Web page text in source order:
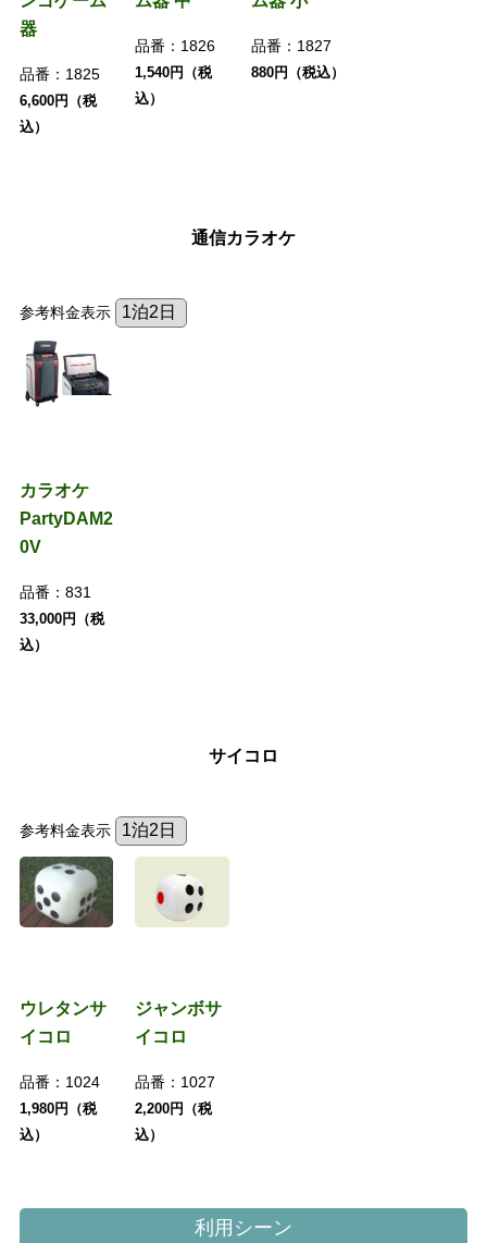
器
品番： 1825
6,600円（税
込）
品番： 1826
1,540円（税
込）
品番： 1827
880円（税込）
通信カラオケ
参考料金表示
カラオケ
PartyDAM2
0V
品番： 831
33,000円（税
込）
サイコロ
参考料金表示
ウレタンサ
イコロ
品番： 1024
1,980円（税
込）
ジャンボサ
イコロ
品番： 1027
2,200円（税
込）
利用シーン